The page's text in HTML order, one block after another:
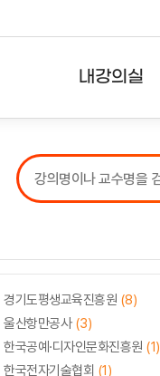
내강의실
강의리스트
수강확인증강의
경기도평생교육진흥원 (8)
울산항만공사 (3)
한국공예·디자인문화진흥원 (1)
한국전자기술협회 (1)